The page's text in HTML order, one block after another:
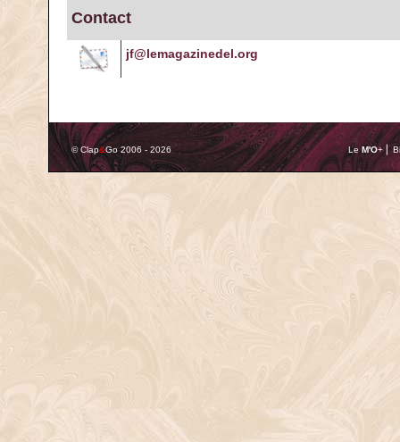
Contact
jf@lemagazinedel.org
© Clap&Go 2006 - 2026 LeM'O+ ⎢